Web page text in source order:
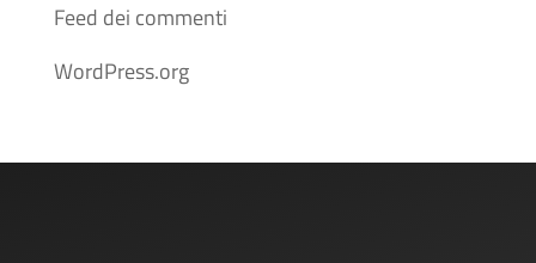
Feed dei commenti
WordPress.org